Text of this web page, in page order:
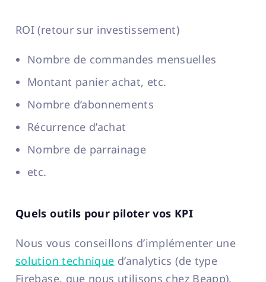
ROI (retour sur investissement)
Nombre de commandes mensuelles
Montant panier achat, etc.
Nombre d’abonnements
Récurrence d’achat
Nombre de parrainage
etc.
Quels outils pour piloter vos KPI
Nous vous conseillons d’implémenter une
solution technique d’analytics (de type
Firebase, que nous utilisons chez Beapp),